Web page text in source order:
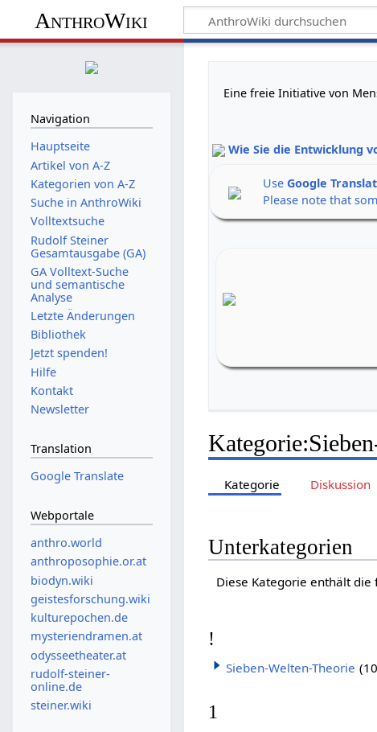
AnthroWiki
Eine freie Initiative von
Wie Sie die Entwicklung
UseGoogle
Please note that
Kategorie:
Kategorie Diskussion
Unterkategorien
Diese Kategorie enthält
!
Sieben-Welten-Theorie
1
Navigation
Hauptseite
Artikel von A-Z
Kategorien von A-Z
Suche in AnthroWiki
Volltextsuche
Rudolf Steiner
Gesamtausgabe (GA)
GA Volltext-Suche
und semantische
Analyse
Letzte Änderungen
Bibliothek
Jetzt spenden!
Hilfe
Kontakt
Newsletter
Translation
Google Translate
Webportale
anthro.world
anthroposophie.or.at
biodyn.wiki
geistesforschung.wiki
kulturepochen.de
mysteriendramen.at
odysseetheater.at
rudolf-steiner-
online.de
steiner.wiki